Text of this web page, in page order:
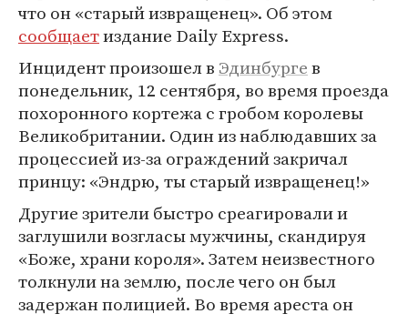
что он «старый извращенец». Об этом
сообщаетиздание Daily Express.
Инцидент произошел в Эдинбургев
понедельник, 12 сентября, во время проезда
похоронного кортежа с гробом королевы
Великобритании. Один из наблюдавших за
процессией из-за ограждений закричал
принцу: «Эндрю, ты старый извращенец!»
Другие зрители быстро среагировали и
заглушили возгласы мужчины, скандируя
«Боже, храни короля». Затем неизвестного
толкнули на землю, после чего он был
задержан полицией. Во время ареста он